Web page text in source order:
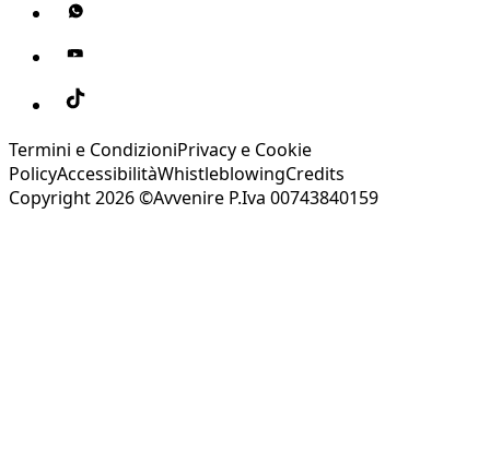
Termini e CondizioniPrivacy e Cookie
PolicyAccessibilitàWhistleblowingCredits
Copyright 2026 ©Avvenire P.Iva 00743840159